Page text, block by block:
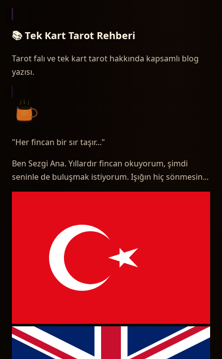
📚 Tek Kart Tarot Rehberi
Tarot falı ve tek kart tarot hakkında kapsamlı blog
yazısı.
"Her fincan bir sır taşır..."
Ben Sezgi Ana. Yıllardır fincan okuyorum, şimdi
seninle de buluşmak istiyorum. Işığın hiç sönmesin...